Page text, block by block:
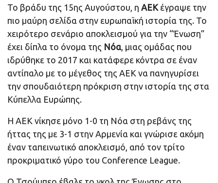
Το βράδυ της 15ης Αυγούστου, η ΑΕΚ έγραψε την
πιο μαύρη σελίδα στην ευρωπαϊκή ιστορία της. Το
χειρότερο σενάριο αποκλεισμού για την “Ένωση”
έχει δίπλα το όνομα της Νόα, μιας ομάδας που
ιδρύθηκε το 2017 και κατάφερε κόντρα σε έναν
αντίπαλο με το μέγεθος της ΑΕΚ να πανηγυρίσει
την σπουδαιότερη πρόκριση στην ιστορία της στα
Κύπελλα Ευρώπης.
Η ΑΕΚ νίκησε μόνο 1-0 τη Νόα στη ρεβάνς της
ήττας της με 3-1 στην Αρμενία και γνώρισε ακόμη
έναν ταπεινωτικό αποκλεισμό, από τον τρίτο
προκριματικό γύρο του Conference League.